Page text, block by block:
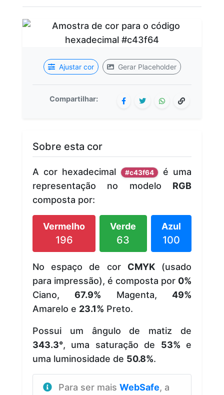
Ajustar cor Gerar Placeholder
Compartilhar:
Sobre esta cor
A cor hexadecimal #c43f64
é uma
representação no modelo RGB
composta por:
Vermelho
196
Verde
63
Azul
100
No espaço de cor CMYK(usado
para impressão), é composta por 0%
Ciano,67.9% Magenta,49%
Amarelo e 23.1% Preto.
Possui um ângulo de matiz de
343.3°, uma saturação de 53% e
uma luminosidade de 50.8%.
Para ser mais WebSafe, a